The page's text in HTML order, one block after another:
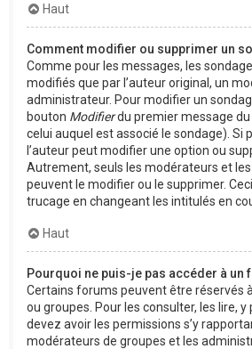
Haut
Comment modifier ou supprimer un
Comme pour les messages, les
modifiés que par l’auteur original, un
administrateur. Pour modifier un
bouton Modifierdu premier message du
celui auquel est associé le sondage). Si
l’auteur peut modifier une option ou
Autrement, seuls les modérateurs et
peuvent le modifier ou le supprimer.
trucage en changeant les intitulés en
Haut
Pourquoi ne puis-je pas accéder à un
Certains forums peuvent être réservés
ou groupes. Pour les consulter, les lire, y
devez avoir les permissions s’y
modérateurs de groupes et les